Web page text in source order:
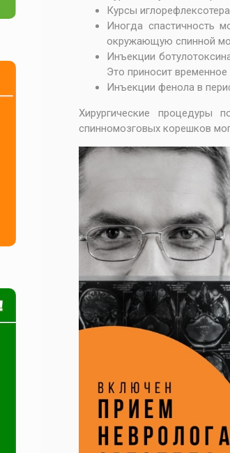
Курсы
Иногда спастичность
окружающую спинной
Инъекции
Это приносит
Инъекции фенола в
Хирургические процедуры
спинномозговых корешков